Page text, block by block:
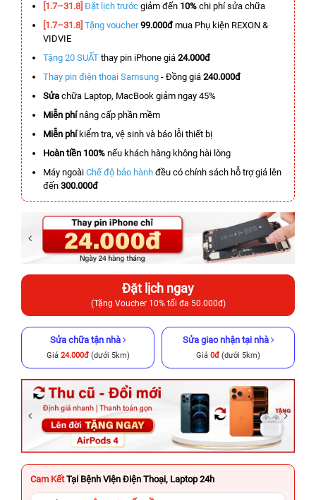
[1.7–31.8] Đặt lịch trước giảm đến 10% chi phí sửa chữa
[1.7–31.8] Tặng voucher 99.000đmua Phụ kiện REXON &
VIDVIE
Tặng 20 SUẤT thay pin iPhone giá 24.000đ
Thay pin điện thoại Samsung - Đồng giá 240.000đ
Sửa chữa Laptop, MacBook giảm ngay 45%
Miễn phínâng cấp phần mềm
Miễn phíkiểm tra, vệ sinh và báo lỗi thiết bị
Hoàn tiền 100% nếu khách hàng không hài lòng
Máy ngoài Chế độ bảo hành đều có chính sách hỗ trợ giá lên
đến 300.000đ
Đặt lịch ngay
(Tặng Voucher 10% tối đa 50.000đ)
Sửa chữa tận nhà
Giá 24.000đ(dưới 5km)
Sửa giao nhận tại nhà
Giá 0đ (dưới 5km)
Cam Kết Tại Bệnh Viện Điện Thoại, Laptop 24h